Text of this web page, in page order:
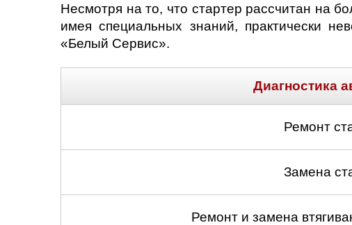
Несмотря на то, что стартер рассчитан на
имея специальных знаний, практически
«Белый Сервис».
Диагностика
Ремонт
Замена
Ремонт и замена